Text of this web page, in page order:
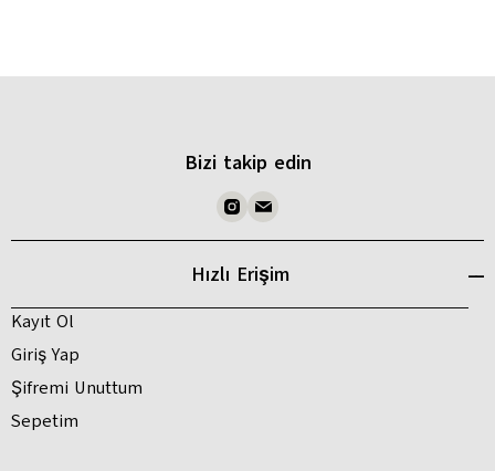
Bizi takip edin
Hızlı Erişim
Kayıt Ol
Giriş Yap
Şifremi Unuttum
Sepetim